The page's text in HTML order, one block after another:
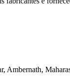
Ambernath,